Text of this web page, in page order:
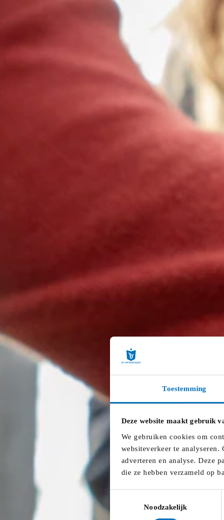
Toestemming
Deze website maakt gebruik
We gebruiken cookies om
websiteverkeer te
adverteren en analyse. Deze
die ze hebben verzameld op
Noodzakelijk